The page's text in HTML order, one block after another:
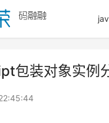
包装对象实例